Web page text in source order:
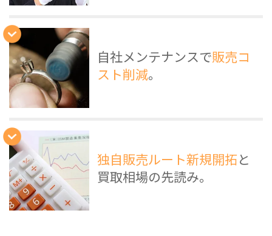
自社メンテナンスで販売コ
スト削減。
独自販売ルート新規開拓と
買取相場の先読み。